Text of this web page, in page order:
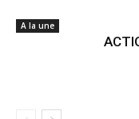
A la une